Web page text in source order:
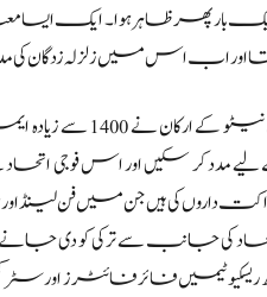
بار پھر ظاہر ہوا۔ ایک ایسا
اور اب اس میں زلزلہ زدگان کی
زلزلے کے بعد، سویڈن
کے لیے مدد کر سکیں اور اس فوجی
کی جانب سے ترکی کو دی جانے
ٹیمیں فائر فائٹرز اور